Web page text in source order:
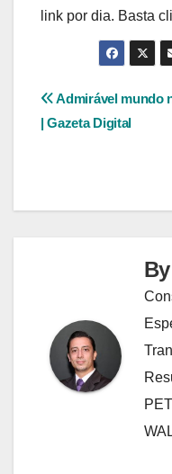
link por dia. Basta
de
Admirável mundo
| Gazeta Digital
By